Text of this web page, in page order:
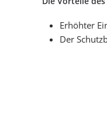
Erhöhter
Der